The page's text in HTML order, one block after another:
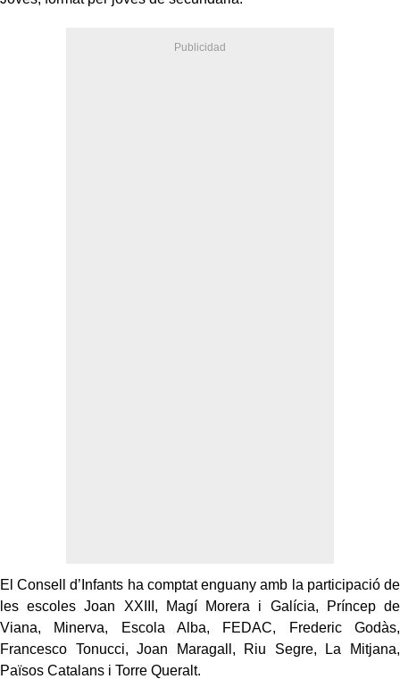
El Consell d’Infants ha comptat enguany amb la participació de
les escoles Joan XXIII, Magí Morera i Galícia, Príncep de
Viana, Minerva, Escola Alba, FEDAC, Frederic Godàs,
Francesco Tonucci, Joan Maragall, Riu Segre, La Mitjana,
Països Catalans i Torre Queralt.